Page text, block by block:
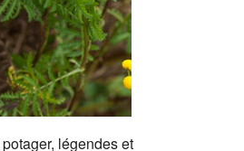
légendes et